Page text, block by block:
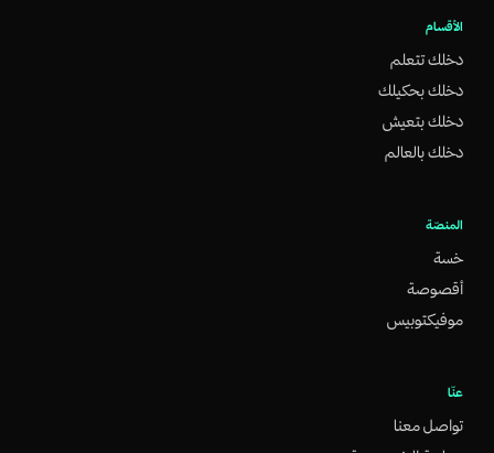
الأقسام
دخلك تتعلم
دخلك بحكيلك
دخلك بتعيش
دخلك بالعالم
المنصّة
خسة
أقصوصة
موفيكتوبيس
عنّا
تواصل معنا